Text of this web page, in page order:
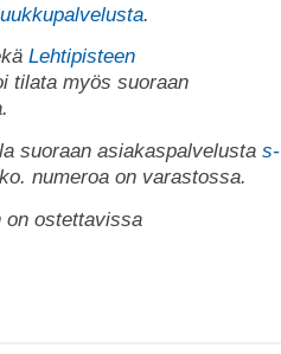
.
Lehtipisteen
tilata myös suoraan
suoraan asiakaspalvelusta s-
numeroa on varastossa.
on ostettavissa